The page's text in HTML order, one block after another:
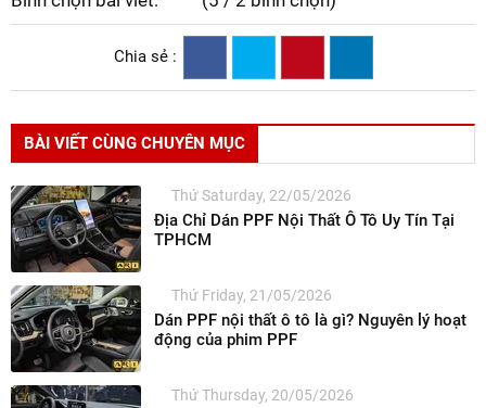
Chia sẻ :
BÀI VIẾT CÙNG CHUYÊN MỤC
Thứ Saturday, 22/05/2026
Địa Chỉ Dán PPF Nội Thất Ô Tô Uy Tín Tại
TPHCM
Thứ Friday, 21/05/2026
Dán PPF nội thất ô tô là gì? Nguyên lý hoạt
động của phim PPF
Thứ Thursday, 20/05/2026